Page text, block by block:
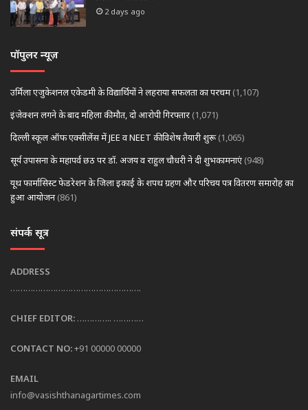
2 days ago
पॉपुलर न्यूज़
उर्मिला एजुकेशनल एकेडमी के विद्यार्थियों ने लहराया सफलता का परचम (1,107)
इंजेक्शन लगने के बाद महिला की मौत, दो आरोपी गिरफ्तार (1,071)
दिल्ली स्कूल ऑफ एक्सीलेंस में JEE व NEET की विशेष तैयारी शुरू (1,065)
सूर्य उपासना के महापर्व छठ पर डॉ. अजय व राहुल चौधरी ने दी शुभकामनाएं (948)
यूथ फार्मासिस्ट फेडरेशन के जिला इकाई के शपथ ग्रहण और परिचय पत्र वितरण समारोह का
हुआ आयोजन (861)
संपर्क सूत्र
ADDRESS
…………………………………………….
CHIEF EDITOR: ………….. …………
CONTACT NO:+91 00000 00000
EMAIL
info@vasishthanagartimes.com